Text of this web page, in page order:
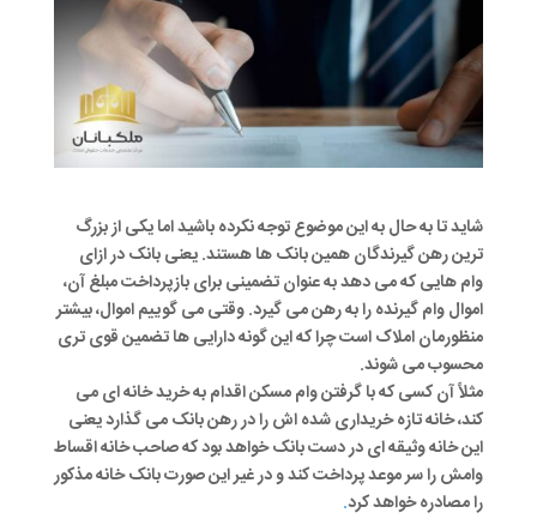
شاید تا به حال به این موضوع توجه نکرده باشید اما یکی از بزرگ
ترین رهن گیرندگان همین بانک ها هستند. یعنی بانک در ازای
وام هایی که می دهد به عنوان تضمینی برای بازپرداخت مبلغ آن،
اموال وام گیرنده را به رهن می گیرد. وقتی می گوییم اموال، بیشتر
منظورمان املاک است چرا که این گونه دارایی ها تضمین قوی تری
محسوب می شوند.
مثلاً آن کسی که با گرفتن وام مسکن اقدام به خرید خانه ای می
کند، خانه تازه خریداری شده اش را در رهن بانک می گذارد یعنی
این خانه وثیقه ای در دست بانک خواهد بود که صاحب خانه اقساط
وامش را سر موعد پرداخت کند و در غیر این صورت بانک خانه مذکور
را مصادره خواهد کرد.